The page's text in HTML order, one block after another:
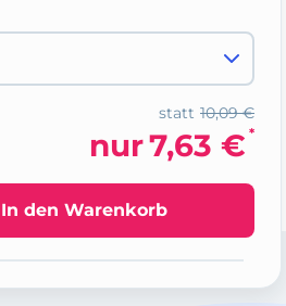
10,09 €
statt
nur7,63 € *
In den Warenkorb